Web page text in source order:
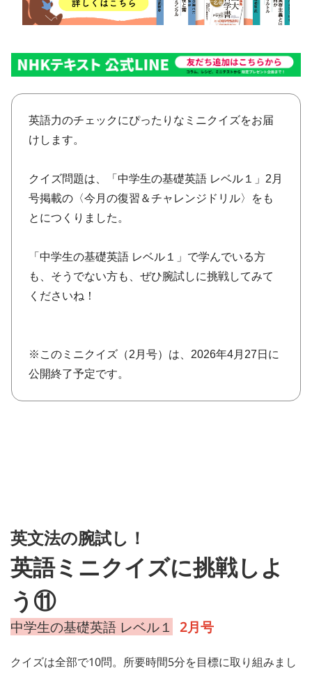
レシピ その他
ABOUT
英語力のチェックにぴったりなミニクイズをお届
けします。
クイズ問題は、「中学生の基礎英語 レベル１」2月
号掲載の〈今月の復習＆チャレンジドリル〉をも
とにつくりました。
「中学生の基礎英語 レベル１」で学んでいる方
も、そうでない方も、ぜひ腕試しに挑戦してみて
くださいね！
※このミニクイズ（2月号）は、2026年4月27日に
公開終了予定です。